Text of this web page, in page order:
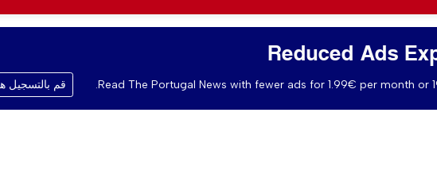
Reduced Ads
Read The Portugal News with fewer ads for 1.99€ per month or قم بالتسجيل